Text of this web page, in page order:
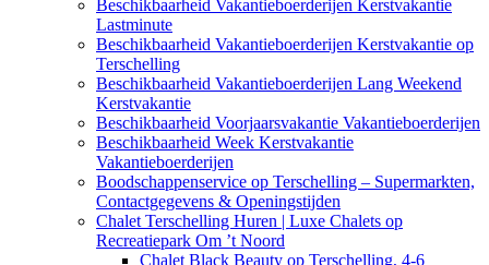
Beschikbaarheid Vakantieboerderijen Kerstvakantie
Lastminute
Beschikbaarheid Vakantieboerderijen Kerstvakantie op
Terschelling
Beschikbaarheid Vakantieboerderijen Lang Weekend
Kerstvakantie
Beschikbaarheid Voorjaarsvakantie Vakantieboerderijen
Beschikbaarheid Week Kerstvakantie
Vakantieboerderijen
Boodschappenservice op Terschelling – Supermarkten,
Contactgegevens & Openingstijden
Chalet Terschelling Huren | Luxe Chalets op
Recreatiepark Om ’t Noord
Chalet Black Beauty op Terschelling, 4-6